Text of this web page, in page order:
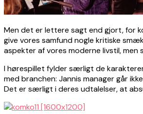
Men det er lettere sagt end gjort, for
give vores samfund nogle kritiske
aspekter af vores moderne livstil, men
I hørespillet fylder særligt de
med branchen: Jannis manager går
Det er særligt i deres udtalelser, at